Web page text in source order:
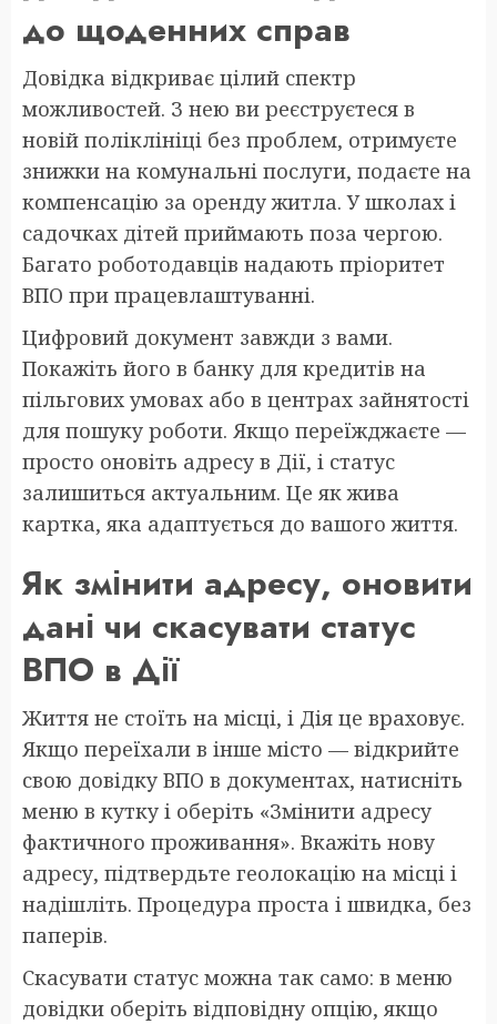
до щоденних справ
Довідка відкриває цілий спектр
можливостей. З нею ви реєструєтеся в
новій поліклініці без проблем, отримуєте
знижки на комунальні послуги, подаєте на
компенсацію за оренду житла. У школах і
садочках дітей приймають поза чергою.
Багато роботодавців надають пріоритет
ВПО при працевлаштуванні.
Цифровий документ завжди з вами.
Покажіть його в банку для кредитів на
пільгових умовах або в центрах зайнятості
для пошуку роботи. Якщо переїжджаєте —
просто оновіть адресу в Дії, і статус
залишиться актуальним. Це як жива
картка, яка адаптується до вашого життя.
Як змінити адресу, оновити
дані чи скасувати статус
ВПО в Дії
Життя не стоїть на місці, і Дія це враховує.
Якщо переїхали в інше місто — відкрийте
свою довідку ВПО в документах, натисніть
меню в кутку і оберіть «Змінити адресу
фактичного проживання». Вкажіть нову
адресу, підтвердьте геолокацію на місці і
надішліть. Процедура проста і швидка, без
паперів.
Скасувати статус можна так само: в меню
довідки оберіть відповідну опцію, якщо